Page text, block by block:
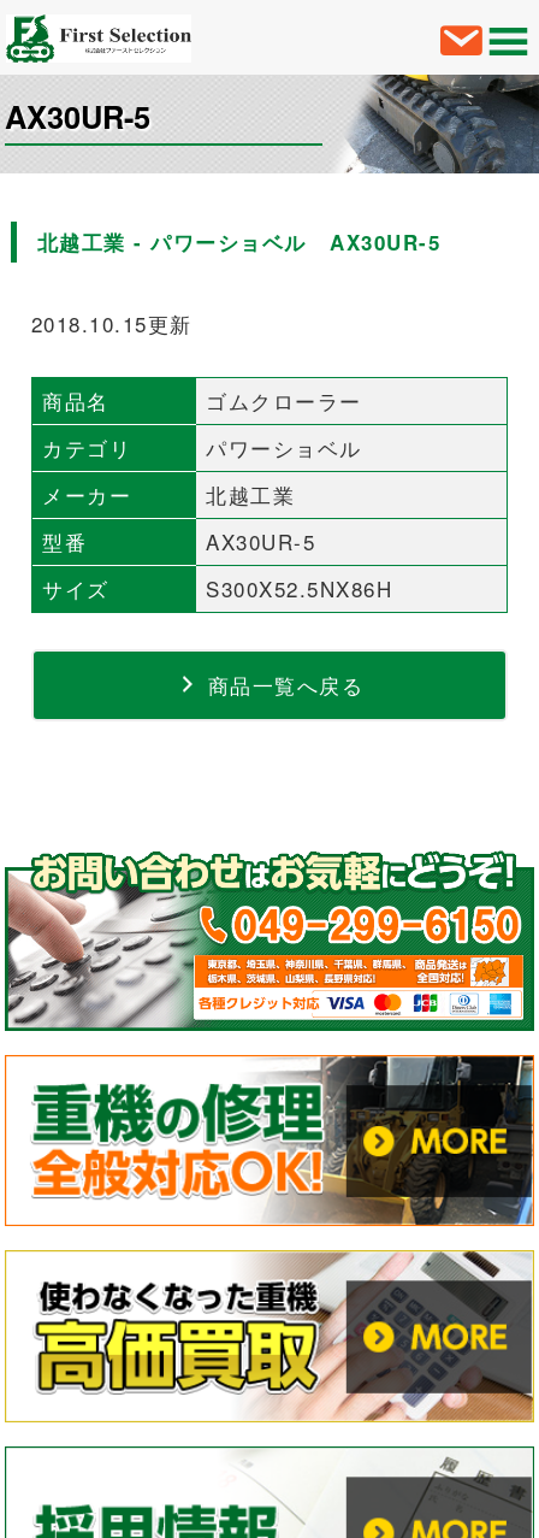
AX30UR-5
北越工業 - パワーショベル AX30UR-5
2018.10.15更新
商品名
ゴムクローラー
カテゴリ
パワーショベル
メーカー
北越工業
型番
AX30UR-5
サイズ
S300X52.5NX86H
商品一覧へ戻る